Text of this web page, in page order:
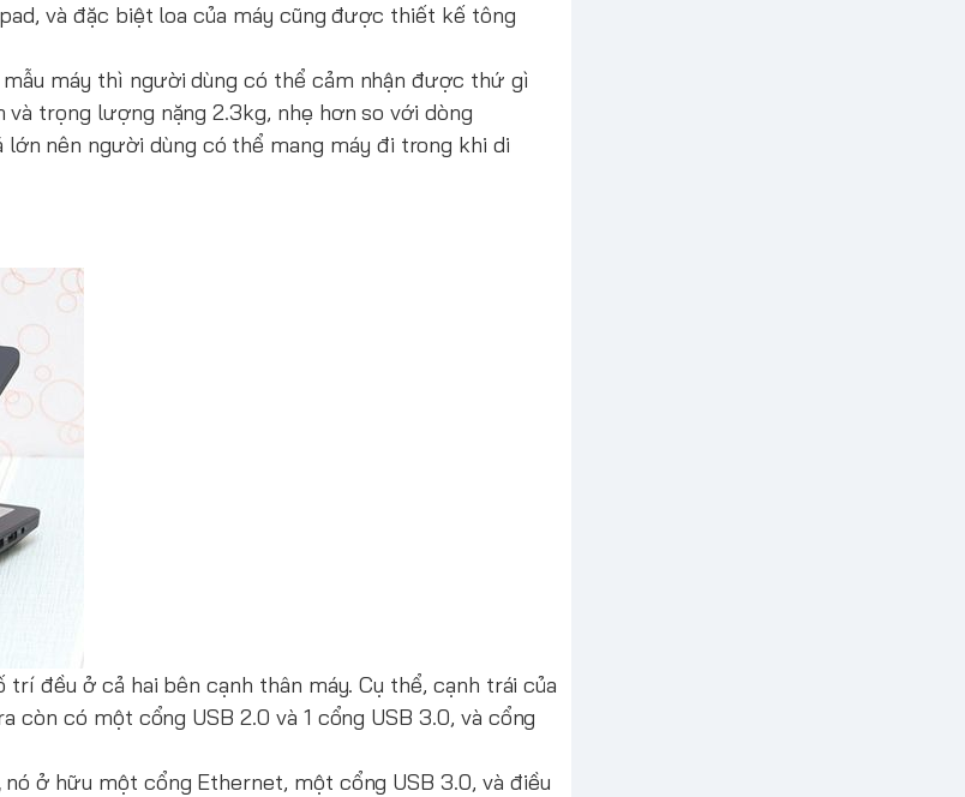
và đặc biệt loa của máy cũng được thiết kế tông
máy thì người dùng có thể cảm nhận được thứ gì
trọng lượng nặng 2.3kg, nhẹ hơn so với dòng
nên người dùng có thể mang máy đi trong khi di
đều ở cả hai bên cạnh thân máy. Cụ thể, cạnh trái của
có một cổng USB 2.0 và 1 cổng USB 3.0, và cổng
nó ở hữu một cổng Ethernet, một cổng USB 3.0, và điều